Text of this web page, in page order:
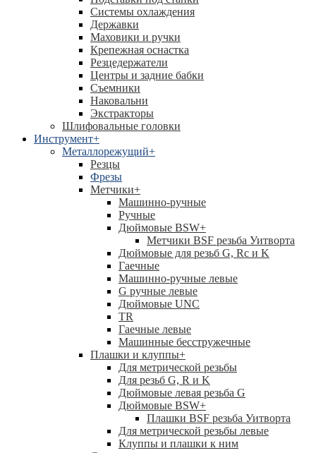
Системы охлаждения
Державки
Маховики и ручки
Крепежная оснастка
Резцедержатели
Центры и задние бабки
Съемники
Наковальни
Экстракторы
Шлифовальные головки
Инструмент+
Металлорежущий+
Резцы
Фрезы
Метчики+
Машинно-ручные
Ручные
Дюймовые BSW+
Метчики BSF резьба Уитворта
Дюймовые для резьб G, Rc и K
Гаечные
Машинно-ручные левые
G ручные левые
Дюймовые UNC
TR
Гаечные левые
Машинные бесстружечные
Плашки и клуппы+
Для метрической резьбы
Для резьб G, R и K
Дюймовые левая резьба G
Дюймовые BSW+
Плашки BSF резьба Уитворта
Для метрической резьбы левые
Клуппы и плашки к ним